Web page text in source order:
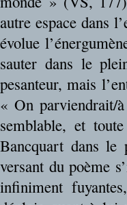
autre espace dans
évolue
sauter dans le
pesanteur, mais
« On parviendrait/à
semblable, et
Bancquart dans le
versant du poème
infiniment